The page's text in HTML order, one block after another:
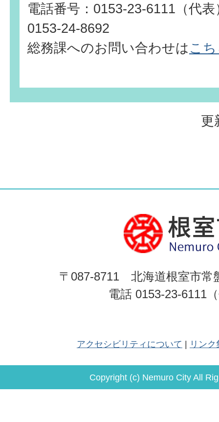
電話番号：0153-23-6111（代
0153-24-8692
総務課へのお問い合わせはこ
更
〒087-8711 北海道根室市常
電話 0153-23-6111
アクセシビリティについて リンク
Copyright (c) Nemuro City All